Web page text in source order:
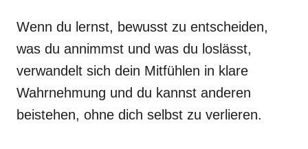
Wenn du lernst, bewusst zu entscheiden,
was du annimmst und was du loslässt,
verwandelt sich dein Mitfühlen in klare
Wahrnehmung und du kannst anderen
beistehen, ohne dich selbst zu verlieren.